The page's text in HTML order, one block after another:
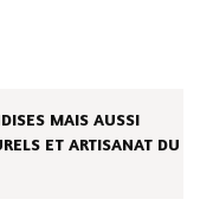
MAIS AUSSI
ET ARTISANAT DU